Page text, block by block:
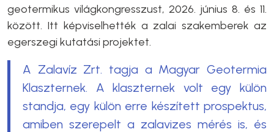
geotermikus világkongresszust, 2026. június 8. és 11.
között. Itt képviselhették a zalai szakemberek az
egerszegi kutatási projektet.
A Zalavíz Zrt. tagja a Magyar Geotermia
Klaszternek. A klaszternek volt egy külön
standja, egy külön erre készített prospektus,
amiben szerepelt a zalavizes mérés is, és